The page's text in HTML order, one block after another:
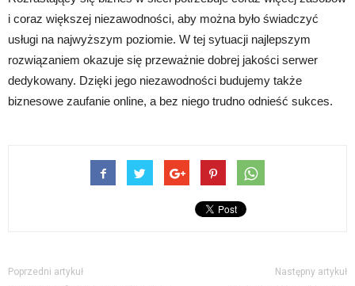
i coraz większej niezawodności, aby można było świadczyć
usługi na najwyższym poziomie. W tej sytuacji najlepszym
rozwiązaniem okazuje się przeważnie dobrej jakości serwer
dedykowany. Dzięki jego niezawodności budujemy także
biznesowe zaufanie online, a bez niego trudno odnieść sukces.
Poprzedni artykuł Następny artykuł